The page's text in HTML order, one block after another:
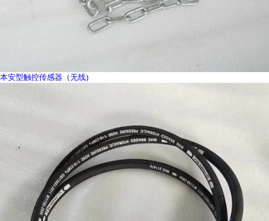
本安型触控传感器（无线)